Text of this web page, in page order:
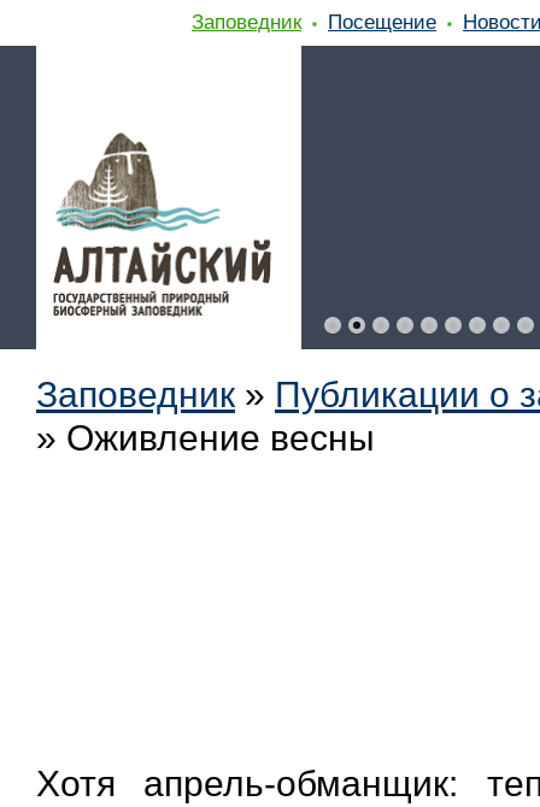
Заповедник Посещение
Заповедник » Публикации о
» Оживление весны
Хотя апрель-обманщик: